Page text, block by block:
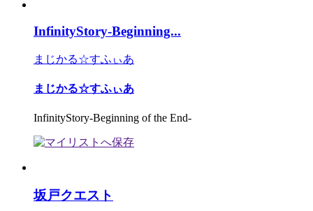
InfinityStory-Beginning...
まじかる☆すふぃあ
まじかる☆すふぃあ
InfinityStory-Beginning of the End-
坂戸クエスト